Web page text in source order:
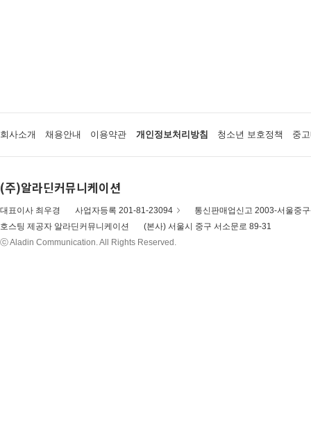
회사소개 채용안내 이용약관 개인정보처리방침 청소년 보호정책 중
(주)알라딘커뮤니케이션
대표이사 최우경 사업자등록 201-81-23094
통신판매업신고 2003-서울중
호스팅 제공자 알라딘커뮤니케이션
(본사) 서울시 중구 서소문로 89-31
ⓒ Aladin Communication. All Rights Reserved.